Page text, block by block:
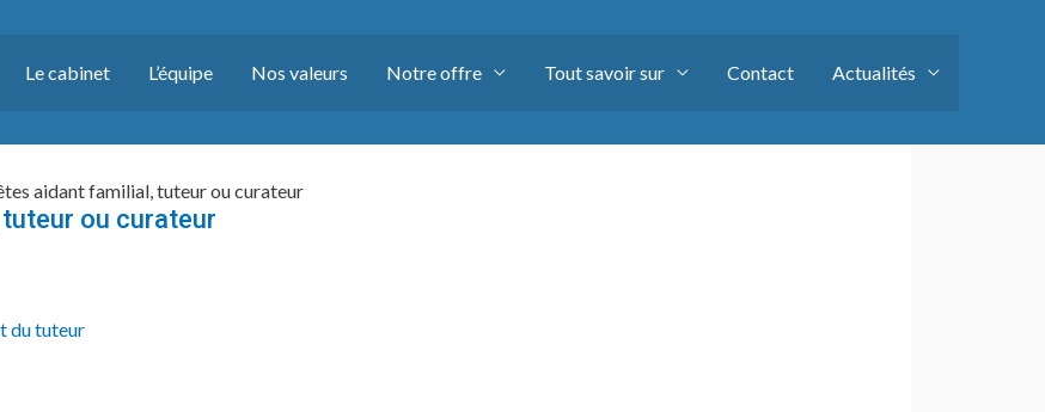
Le cabinet L’équipe Nos valeurs Notre offre Tout savoir sur Contact Actualités
aidant familial, tuteur ou curateur
ou curateur
du tuteur